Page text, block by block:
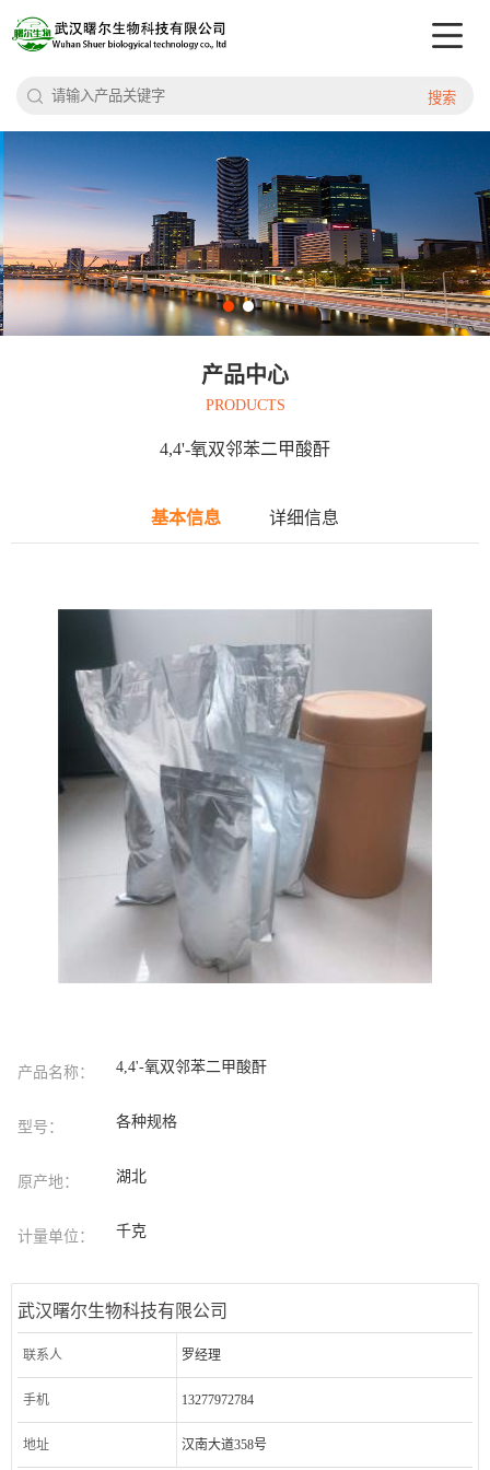
搜索
产品中心
PRODUCTS
4,4'-氧双邻苯二甲酸酐
基本信息 详细信息
产品名称： 4,4'-氧双邻苯二甲酸酐
型号： 各种规格
原产地： 湖北
计量单位： 千克
武汉曙尔生物科技有限公司
联系人 罗经理
手机 13277972784
地址 汉南大道358号